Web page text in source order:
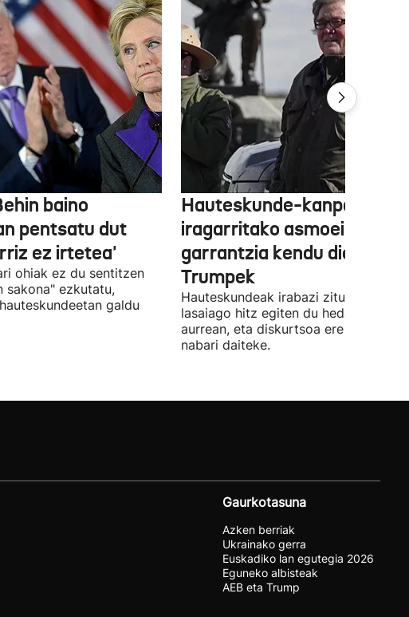
baino
pentsatu dut
ez irtetea'
ohiak ez du sentitzen
sakona" ezkutatu,
galdu
Hauteskunde-kanpainan
iragarritako asmoei
garrantzia kendu die
Trumpek
Hauteskundeak irabazi zituenetik
lasaiago hitz egiten du hedabideen
aurrean, eta diskurtsoa ere aldatu
nabari daiteke.
Gaurkotasuna
Azken berriak
Ukrainako gerra
Euskadiko lan egutegia 2026
Eguneko albisteak
AEB eta Trump